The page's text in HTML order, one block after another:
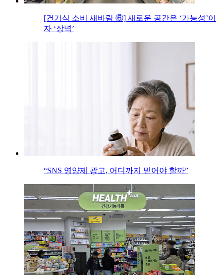
[건기식 소비 새바람 ⑥] 새로운 공간은 ‘가능성’이
자 ‘장벽’
“SNS 영양제 광고, 어디까지 믿어야 할까”